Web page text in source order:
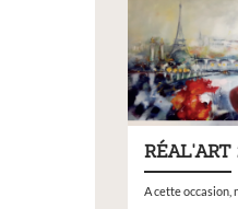
RÉAL'ART
A cette occasion,